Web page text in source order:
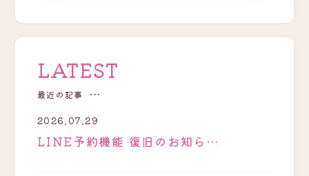
LATEST
最近の記事
2026.07.29
LINE予約機能 復旧のお知ら…